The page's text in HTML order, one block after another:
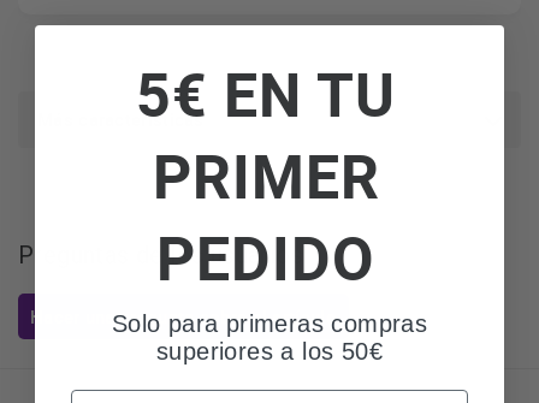
Más características
Preguntas de los usuarios
Hacer una pregunta sobre el artículo
5€ EN TU
PRIMER
PEDIDO
Solo para primeras compras
superiores a los 50€
Email